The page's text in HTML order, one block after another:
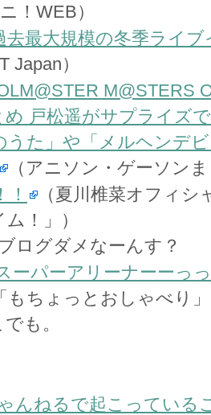
！WEB）
去最大規模の冬季ライ
Japan）
M@STERS
め 戸松遥がサプライズ
うた」や「メルヘンデ
（アニソン・ゲーソン
（夏川椎菜オフィ
！」）
ログダメなーんす？
ーパーアリーナーーっ
もちょっとおしゃべり
も。
んねるで起こっている